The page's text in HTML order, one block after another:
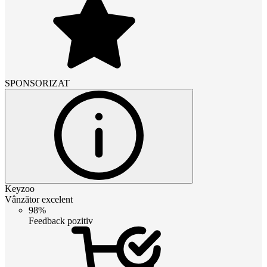
SPONSORIZAT
Keyzoo
Vânzător excelent
98%
Feedback pozitiv